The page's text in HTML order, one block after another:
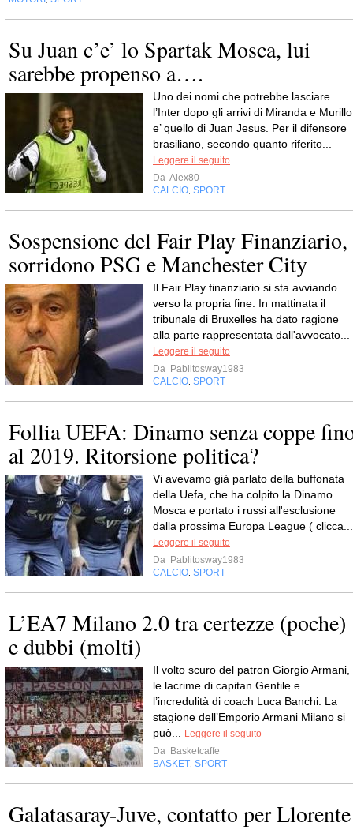
Su Juan c’e’ lo Spartak Mosca, lui
sarebbe propenso a….
Uno dei nomi che potrebbe lasciare
l’Inter dopo gli arrivi di Miranda e Murillo
e’ quello di Juan Jesus. Per il difensore
brasiliano, secondo quanto riferito...
Leggere il seguito
Da Alex80
CALCIO SPORT
Sospensione del Fair Play Finanziario,
sorridono PSG e Manchester City
Il Fair Play finanziario si sta avviando
verso la propria fine. In mattinata il
tribunale di Bruxelles ha dato ragione
alla parte rappresentata dall'avvocato...
Leggere il seguito
Da Pablitosway1983
CALCIO SPORT
Follia UEFA: Dinamo senza coppe
al 2019. Ritorsione politica?
Vi avevamo già parlato della buffonata
della Uefa, che ha colpito la Dinamo
Mosca e portato i russi all'esclusione
dalla prossima Europa League ( clicca...
Leggere il seguito
Da Pablitosway1983
CALCIO SPORT
L’EA7 Milano 2.0 tra certezze (poche)
e dubbi (molti)
Il volto scuro del patron Giorgio Armani,
le lacrime di capitan Gentile e
l’incredulità di coach Luca Banchi. La
stagione dell’Emporio Armani Milano si
può...
Leggere il seguito
Da Basketcaffe
BASKET SPORT
Galatasaray-Juve, contatto per Llorente